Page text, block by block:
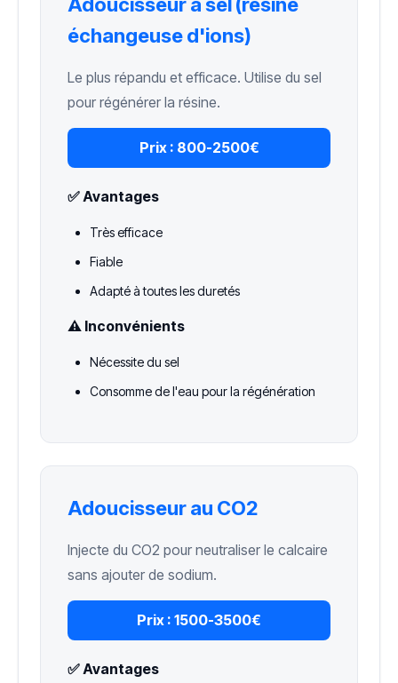
échangeuse d'ions)
Le plus répandu et efficace. Utilise du sel
pour régénérer la résine.
Prix : 800-2500€
✅ Avantages
Très efficace
Fiable
Adapté à toutes les duretés
⚠️ Inconvénients
Nécessite du sel
Consomme de l'eau pour la régénération
Adoucisseur au CO2
Injecte du CO2 pour neutraliser le calcaire
sans ajouter de sodium.
Prix : 1500-3500€
✅ Avantages